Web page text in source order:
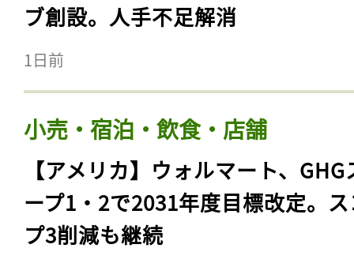
ブ創設。人手不足解消
1日前
小売・宿泊・飲食・店舗
【アメリカ】ウォルマート、GHG
ープ1・2で2031年度目標改定。
プ3削減も継続